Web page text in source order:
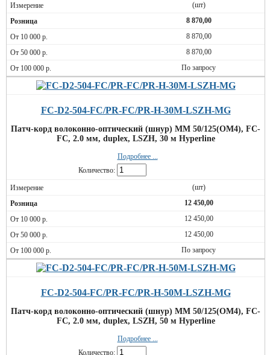
(шт)
8 870,00
8 870,00
8 870,00
По запросу
FC-D2-504-FC/PR-FC/PR-H-30M-LSZH-MG
Патч-корд волоконно-оптический (шнур) MM 50/125(OM4), FC-
FC, 2.0 мм, duplex, LSZH, 30 м Hyperline
Подробнее ...
Количество:
(шт)
12 450,00
12 450,00
12 450,00
По запросу
FC-D2-504-FC/PR-FC/PR-H-50M-LSZH-MG
Патч-корд волоконно-оптический (шнур) MM 50/125(OM4), FC-
FC, 2.0 мм, duplex, LSZH, 50 м Hyperline
Подробнее ...
Количество: